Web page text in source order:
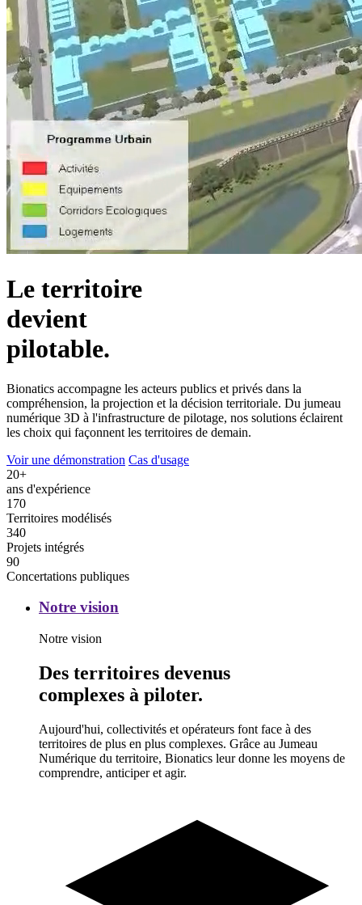
Le territoire
devient
pilotable.
Bionatics accompagne les acteurs publics et privés dans la
compréhension, la projection et la décision territoriale. Du jumeau
numérique 3D à l'infrastructure de pilotage, nos solutions éclairent
les choix qui façonnent les territoires de demain.
Voir une démonstration Cas d'usage
20+
ans d'expérience
170
Territoires modélisés
340
Projets intégrés
90
Concertations publiques
Notre
Notre vision
Notre vision
Des territoires devenus
complexes à piloter.
Aujourd'hui, collectivités et opérateurs font face à des
territoires de plus en plus complexes. Grâce au Jumeau
Numérique du territoire, Bionatics leur donne les moyens de
comprendre, anticiper et agir.